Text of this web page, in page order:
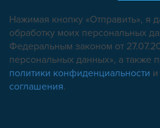
Нажимая кнопку «Отправить», я
обработку моих персональных
Федеральным законом от
персональных данных», а также
политики конфиденциальности и
соглашения.